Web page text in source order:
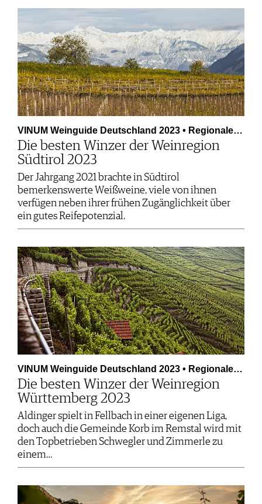
VINUM Weinguide Deutschland 2023 • Regionale…
Die besten Winzer der Weinregion
Südtirol 2023
Der Jahrgang 2021 brachte in Südtirol
bemerkenswerte Weißweine, viele von ihnen
verfügen neben ihrer frühen Zugänglichkeit über
ein gutes Reifepotenzial.
VINUM Weinguide Deutschland 2023 • Regionale…
Die besten Winzer der Weinregion
Württemberg 2023
Aldinger spielt in Fellbach in einer eigenen Liga,
doch auch die Gemeinde Korb im Remstal wird mit
den Topbetrieben Schwegler und Zimmerle zu
einem…